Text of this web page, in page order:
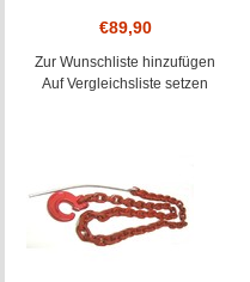
BRUCHLAST
TO.
MIT
110x60x16mm leichte
Schlepper - Chokerkette
€89,90
Zur Wunschliste hinzufügen
Auf Vergleichsliste setzen